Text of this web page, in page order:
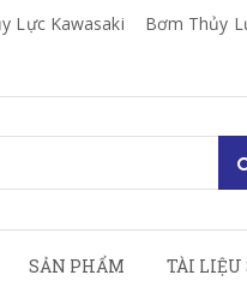
Lực Kawasaki Bơm Thủy
SẢN PHẨM TÀI LIỆU